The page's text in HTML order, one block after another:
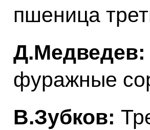
пшеница
Д.Медведев:
фуражные
В.Зубков: